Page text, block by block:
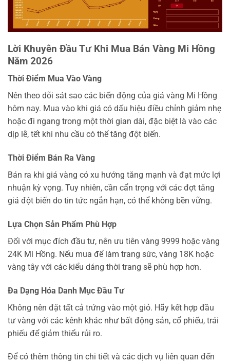
Lời Khuyên Đầu Tư Khi Mua Bán Vàng Mi Hồng
Năm 2026
Thời Điểm Mua Vào Vàng
Nên theo dõi sát sao các biến động của giá vàng Mi Hồng
hôm nay. Mua vào khi giá có dấu hiệu điều chỉnh giảm nhẹ
hoặc đi ngang trong một thời gian dài, đặc biệt là vào các
dịp lễ, tết khi nhu cầu có thể tăng đột biến.
Thời Điểm Bán Ra Vàng
Bán ra khi giá vàng có xu hướng tăng mạnh và đạt mức lợi
nhuận kỳ vọng. Tuy nhiên, cần cẩn trọng với các đợt tăng
giá đột biến do tin tức ngắn hạn, có thể không bền vững.
Lựa Chọn Sản Phẩm Phù Hợp
Đối với mục đích đầu tư, nên ưu tiên vàng 9999 hoặc vàng
24K Mi Hồng. Nếu mua để làm trang sức, vàng 18K hoặc
vàng tây với các kiểu dáng thời trang sẽ phù hợp hơn.
Đa Dạng Hóa Danh Mục Đầu Tư
Không nên đặt tất cả trứng vào một giỏ. Hãy kết hợp đầu
tư vàng với các kênh khác như bất động sản, cổ phiếu, trái
phiếu để giảm thiểu rủi ro.
Để có thêm thông tin chi tiết và các dịch vụ liên quan đến